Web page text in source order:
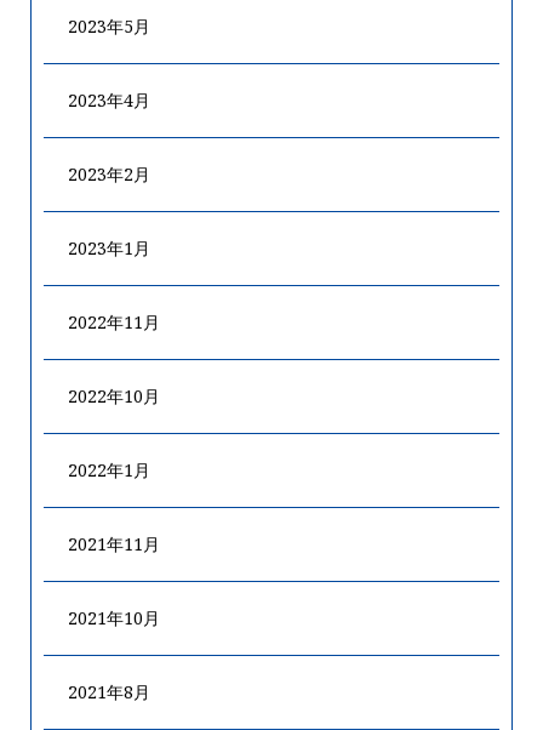
2023年5月
2023年4月
2023年2月
2023年1月
2022年11月
2022年10月
2022年1月
2021年11月
2021年10月
2021年8月